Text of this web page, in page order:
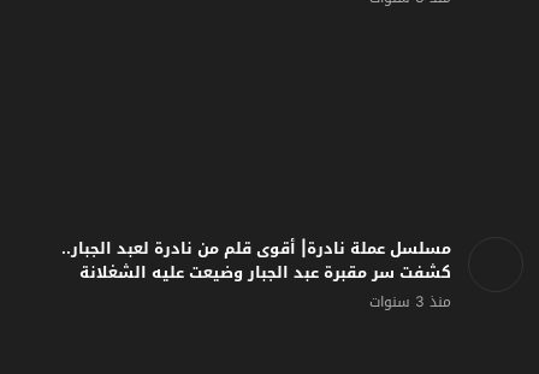
مسلسل عملة نادرة| أقوى قلم من نادرة لعبد الجبار..
كشفت سر مقبرة عبد الجبار وضيعت عليه الشغلانة
منذ 3 سنوات